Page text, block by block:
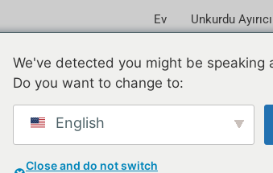
Ev Unkurdu
için en iyi
We've detected you might be speaking
Do you want to change to:
English
Close and do not switch